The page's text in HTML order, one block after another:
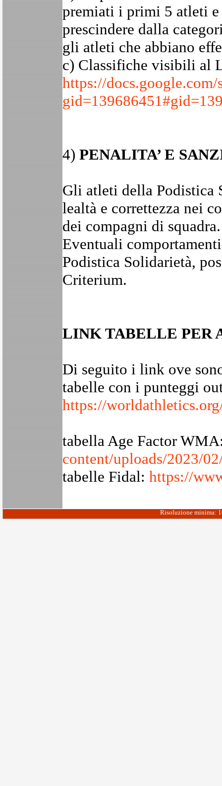
premiati i primi 5 atleti
prescindere dalla
gli atleti che abbiano
c) Classifiche visibili al
https://
4) PENALITA’ E
Gli atleti della Podistica
lealtà e correttezza nei
dei compagni di squadra.
Eventuali
Podistica Solidarietà,
Criterium.
LINK TABELLE PER
Di seguito i link ove
tabelle con i punteggi
https://
tabella Age Factor
content/uploads/2023/
tabelle Fidal: https://
Risoluzione minima: